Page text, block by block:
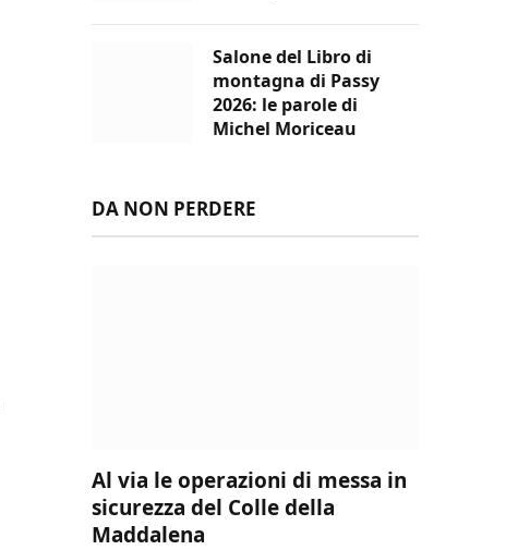
Salone del Libro di
montagna di Passy
2026: le parole di
Michel Moriceau
DA NON PERDERE
Al via le operazioni di messa in
sicurezza del Colle della
Maddalena